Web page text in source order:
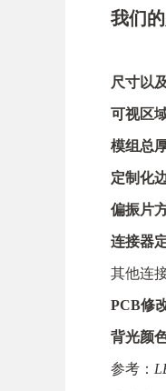
我们
尺寸以
可视区
模组总
定制化
偏振片
连接器
其他连
PCB修
背光颜
参考：